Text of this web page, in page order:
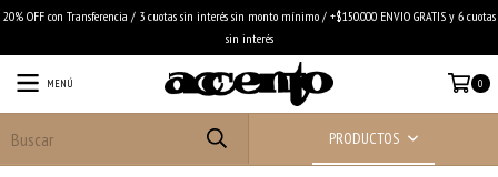
20% OFF con Transferencia / 3 cuotas sin interés sin monto mínimo / +$150.000 ENVIO GRATIS y 6 cuotas
sin interés
MENÚ 0
PRODUCTOS